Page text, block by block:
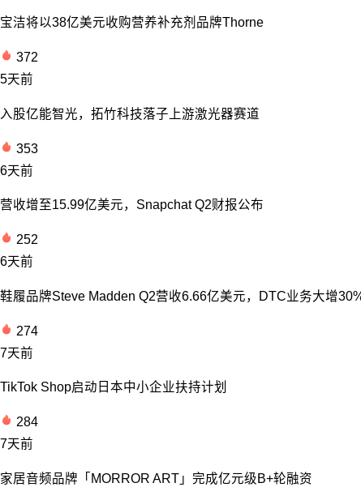
宝洁将以38亿美元收购营养补充剂品牌Thorne
372
5天前
入股亿能智光，拓竹科技落子上游激光器赛道
353
6天前
营收增至15.99亿美元，Snapchat Q2财报公布
252
6天前
鞋履品牌Steve Madden Q2营收6.66亿美元，DTC业务大增
274
7天前
TikTok Shop启动日本中小企业扶持计划
284
7天前
家居音频品牌「MORROR ART」完成亿元级B+轮融资